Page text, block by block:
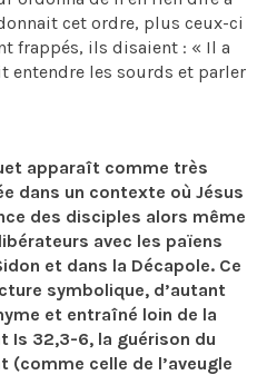
cet ordre, plus ceux-ci
frappés, ils disaient : « Il a
entendre les sourds et parler
apparaît comme très
dans un contexte où Jésus
des disciples alors même
avec les païens
et dans la Décapole. Ce
symbolique, d’autant
et entraîné loin de la
Is 32,3-6, la guérison du
celle de l’aveugle